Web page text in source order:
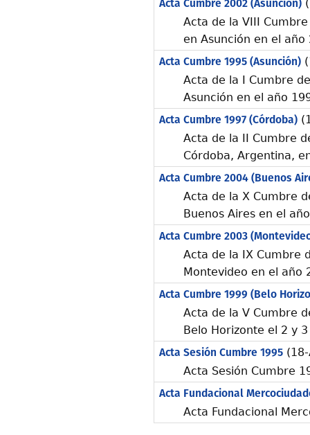
Acta Cumbre 2002 (Asunción)
Acta de la VIII
en Asunción en el año
Acta Cumbre 1995 (Asunción)
Acta de la I Cumbre
Asunción en el año
Acta Cumbre 1997 (Córdoba)
Acta de la II Cumbre
Córdoba, Argentina,
Acta Cumbre 2004 (Buenos
Acta de la X Cumbre
Buenos Aires en el
Acta Cumbre 2003
Acta de la IX Cumbre
Montevideo en el año
Acta Cumbre 1999 (Belo
Acta de la V Cumbre
Belo Horizonte el 2 y
Acta Sesión Cumbre 1995(18-
Acta Sesión Cumbre
Acta Fundacional
Acta Fundacional